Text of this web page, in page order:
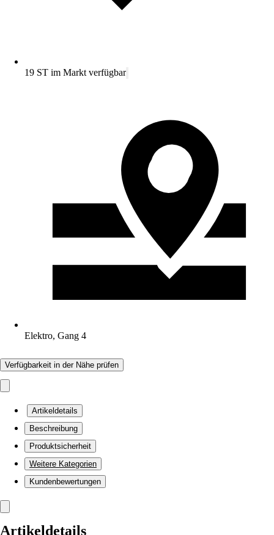
19 ST im Markt verfügbar
Elektro, Gang 4
Verfügbarkeit in der Nähe prüfen
Artikeldetails
Beschreibung
Produktsicherheit
Weitere Kategorien
Kundenbewertungen
Artikeldetails